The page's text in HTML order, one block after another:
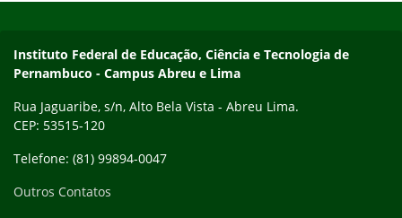
Instituto Federal de Educação, Ciência e Tecnologia de
Pernambuco - Campus Abreu e Lima
Rua Jaguaribe, s/n, Alto Bela Vista - Abreu Lima.
CEP: 53515-120
Telefone: (81) 99894-0047
Outros Contatos